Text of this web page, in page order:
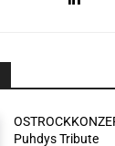
Puhdys Tribute